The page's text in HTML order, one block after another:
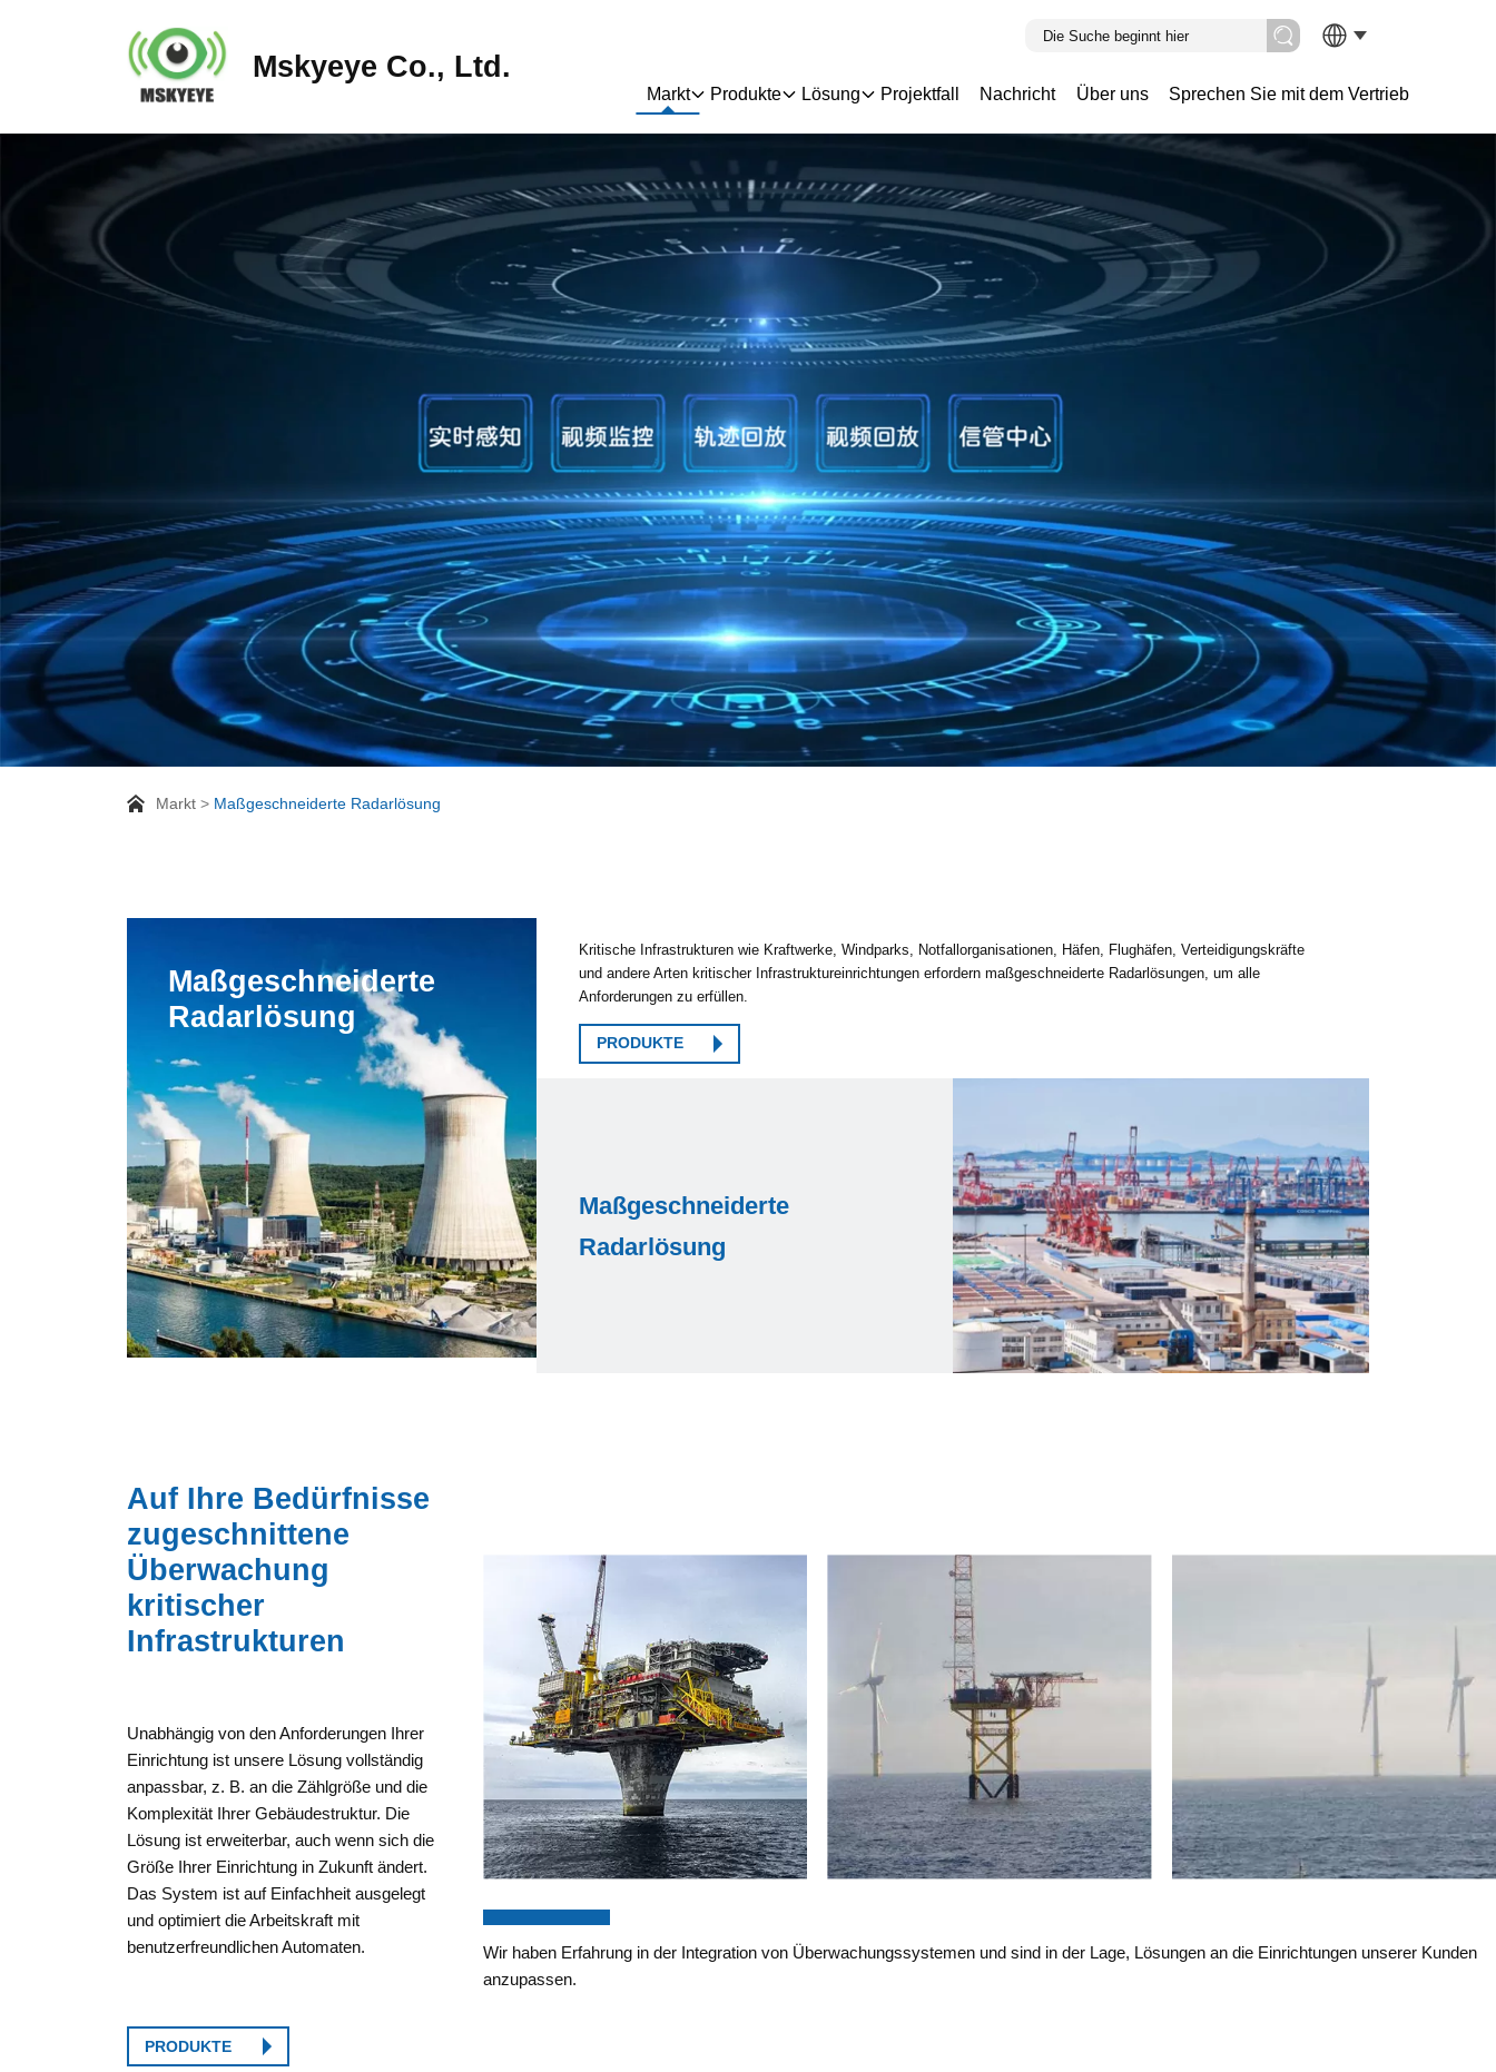
Mskyeye Co., Ltd.
Markt Produkte Lösung Projektfall Nachricht Über uns Sprechen Sie mit dem Vertrieb
Markt Maßgeschneiderte Radarlösung
Maßgeschneiderte
Radarlösung
Kritische Infrastrukturen wie Kraftwerke, Windparks, Notfallorganisationen, Häfen, Flughäfen, Verteidigungskräfte
und andere Arten kritischer Infrastruktureinrichtungen erfordern maßgeschneiderte Radarlösungen, um alle
Anforderungen zu erfüllen.
PRODUKTE
Maßgeschneiderte
Radarlösung
Auf Ihre Bedürfnisse
zugeschnittene
Überwachung
kritischer
Infrastrukturen
Unabhängig von den Anforderungen Ihrer
Einrichtung ist unsere Lösung vollständig
anpassbar, z. B. an die Zählgröße und die
Komplexität Ihrer Gebäudestruktur. Die
Lösung ist erweiterbar, auch wenn sich die
Größe Ihrer Einrichtung in Zukunft ändert.
Das System ist auf Einfachheit ausgelegt
und optimiert die Arbeitskraft mit
benutzerfreundlichen Automaten.
PRODUKTE
Wir haben Erfahrung in der Integration von Überwachungssystemen und sind in der Lage, Lösungen an die Einrichtungen unserer Kunden
anzupassen.